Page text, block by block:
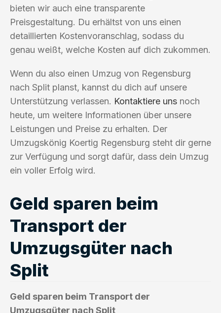
bieten wir auch eine transparente
Preisgestaltung. Du erhältst von uns einen
detaillierten Kostenvoranschlag, sodass du
genau weißt, welche Kosten auf dich zukommen.
Wenn du also einen Umzug von Regensburg
nach Split planst, kannst du dich auf unsere
Unterstützung verlassen. Kontaktiere uns noch
heute, um weitere Informationen über unsere
Leistungen und Preise zu erhalten. Der
Umzugskönig Koertig Regensburg steht dir gerne
zur Verfügung und sorgt dafür, dass dein Umzug
ein voller Erfolg wird.
Geld sparen beim
Transport der
Umzugsgüter nach
Split
Geld sparen beim Transport der
Umzugsgüter nach Split